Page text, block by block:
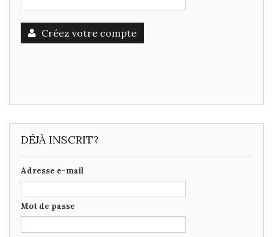
Créez votre compte
DÉJÀ INSCRIT?
Adresse e-mail
Mot de passe